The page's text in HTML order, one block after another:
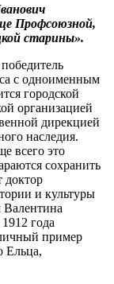
Проф­союзной,
старины».
с одноименным
городской
организацией
дирекцией
наследия.
всего это
сохранить
доктор
и культуры
года
пример
Ельца,